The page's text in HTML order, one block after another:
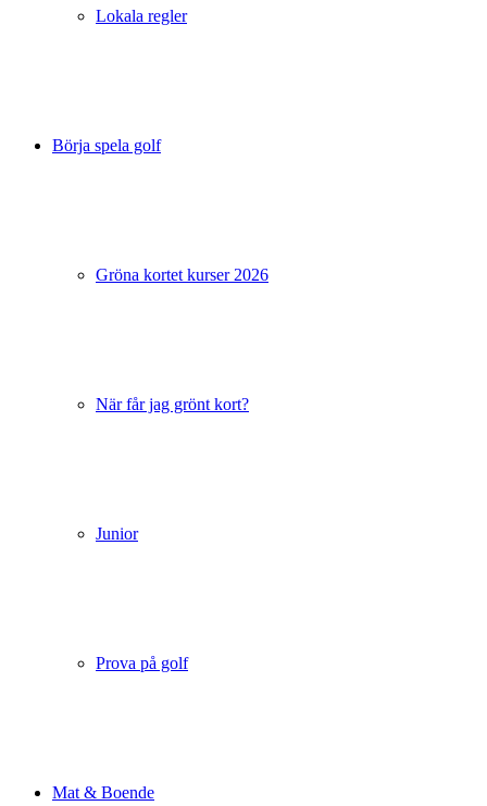
Lokala regler
Börja spela golf
Gröna kortet kurser 2026
När får jag grönt kort?
Junior
Prova på golf
Mat & Boende